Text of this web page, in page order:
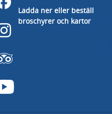
Ladda ner eller beställ
broschyrer och kartor